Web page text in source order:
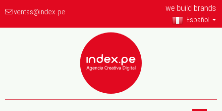
ventas@index.pe we build brands
Español